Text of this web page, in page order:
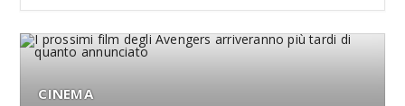
CINEMA